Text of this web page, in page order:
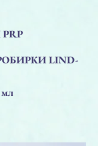
LIND-